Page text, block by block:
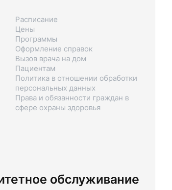
Расписание
Цены
Программы
Оформление справок
Вызов врача на дом
Пациентам
Политика в отношении обработки
персональных данных
Права и обязанности граждан в
сфере охраны здоровья
обслуживание